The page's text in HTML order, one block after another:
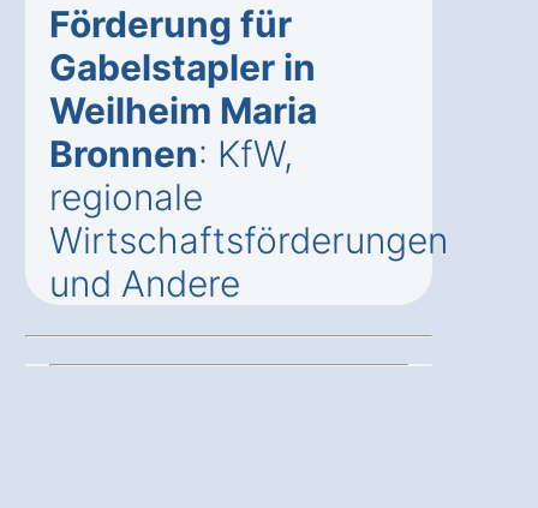
Förderung für
Gabelstapler in
Weilheim Maria
Bronnen: KfW,
regionale
Wirtschaftsförderungen
und Andere